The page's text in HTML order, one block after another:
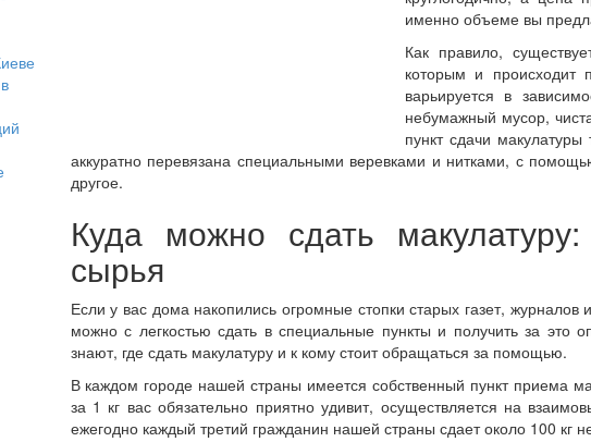
именно объеме вы
Как правило,
которым и происходит
варьируется в
небумажный мусор,
пункт сдачи
аккуратно перевязана специальными веревками и нитками, с
другое.
Куда можно сдать
сырья
Если у вас дома накопились огромные стопки старых газет,
можно с легкостью сдать в специальные пункты и получить за
знают, где сдать макулатуру и к кому стоит обращаться за помощью.
В каждом городе нашей страны имеется собственный пункт приема
за 1 кг вас обязательно приятно удивит, осуществляется на
ежегодно каждый третий гражданин нашей страны сдает около 100 кг